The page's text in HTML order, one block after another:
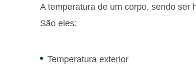
A temperatura de um corpo, sendo ser
São eles:
Temperatura exterior